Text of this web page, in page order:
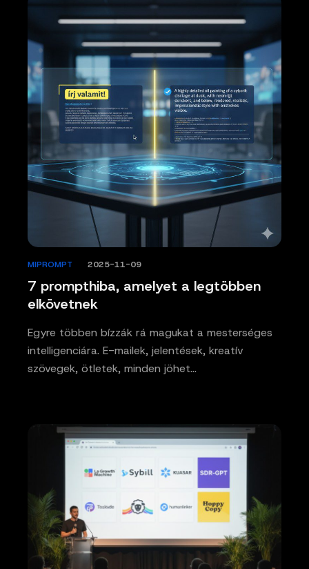
7 prompthiba, amelyet a legtöbben
elkövetnek
MIPROMPT 2025-11-09
Egyre többen bízzák rá magukat a mesterséges
intelligenciára. E-mailek, jelentések, kreatív
szövegek, ötletek, minden jöhet…